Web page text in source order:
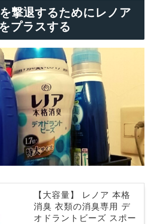
撃退するためにレノア
プラスする
【大容量】 レノア 本格
消臭 衣類の消臭専用 デ
オドラントビーズ スポー